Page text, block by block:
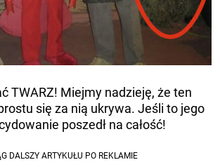
TWARZ! Miejmy nadzieję, że ten
się za nią ukrywa. Jeśli to jego
poszedł na całość!